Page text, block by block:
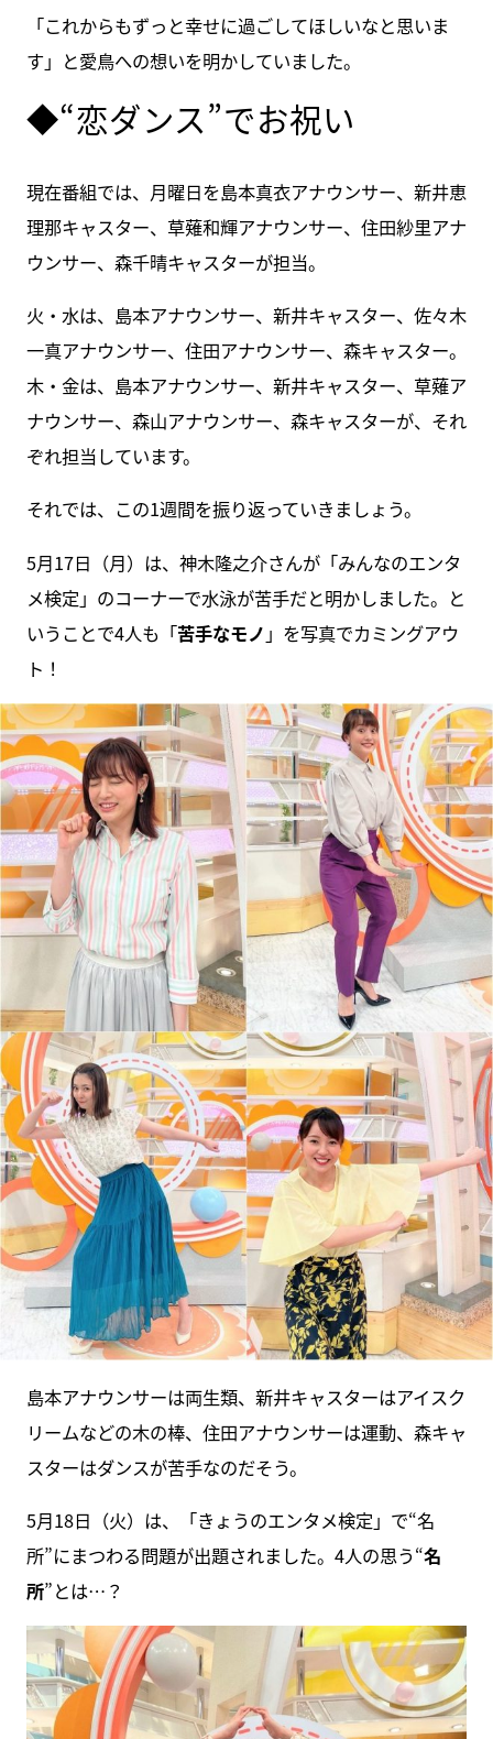
「これからもずっと幸せに過ごしてほしいなと思いま
す」と愛鳥への想いを明かしていました。
◆“恋ダンス”でお祝い
現在番組では、月曜日を島本真衣アナウンサー、新井恵
理那キャスター、草薙和輝アナウンサー、住田紗里アナ
ウンサー、森千晴キャスターが担当。
火・水は、島本アナウンサー、新井キャスター、佐々木
一真アナウンサー、住田アナウンサー、森キャスター。
木・金は、島本アナウンサー、新井キャスター、草薙ア
ナウンサー、森山アナウンサー、森キャスターが、それ
ぞれ担当しています。
それでは、この1週間を振り返っていきましょう。
5月17日（月）は、神木隆之介さんが「みんなのエンタ
メ検定」のコーナーで水泳が苦手だと明かしました。と
いうことで4人も「苦手なモノ 」を写真でカミングアウ
ト！
島本アナウンサーは両生類、新井キャスターはアイスク
リームなどの木の棒、住田アナウンサーは運動、森キャ
スターはダンスが苦手なのだそう。
5月18日（火）は、「きょうのエンタメ検定」で“名
所”にまつわる問題が出題されました。4人の思う“名
所”とは…？